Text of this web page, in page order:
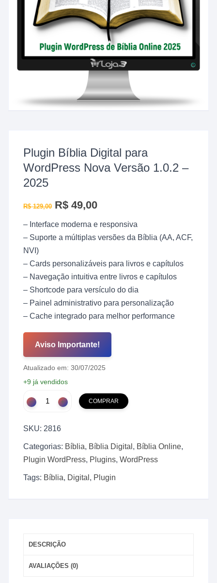
Plugin Bíblia Digital para
WordPress Nova Versão 1.0.2 –
2025
R$129,00 O
preço
era:
R$ 129,00.
R$ 49,00O
é:
– Interface moderna e responsiva
– Suporte a múltiplas versões da Bíblia (AA, ACF,
NVI)
– Cards personalizáveis para livros e capítulos
– Navegação intuitiva entre livros e capítulos
– Shortcode para versículo do dia
– Painel administrativo para personalização
– Cache integrado para melhor performance
Aviso Importante!
Atualizado em: 30/07/2025
+9 já vendidos
Bíblia
para
WordPress
Versão
1.0.2
COMPRAR
SKU: 2816
Categorias: Bíblia, Bíblia Digital , Bíblia Online,
Plugin WordPress, Plugins,WordPress
Tags: Bíblia, Digital , Plugin
DESCRIÇÃO
AVALIAÇÕES (0)